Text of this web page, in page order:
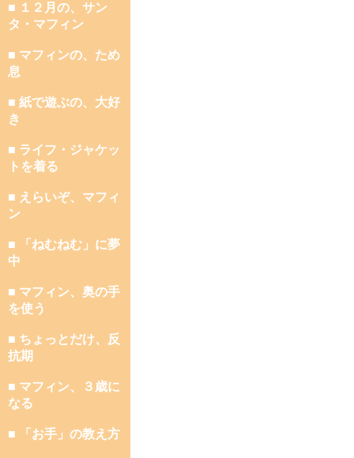
■ １２月の、サン
タ・マフィン
■ マフィンの、ため
息
■ 紙で遊ぶの、大好
き
■ ライフ・ジャケッ
トを着る
■ えらいぞ、マフィ
ン
■ 「ねむねむ」に夢
中
■ マフィン、奥の手
を使う
■ ちょっとだけ、反
抗期
■ マフィン、３歳に
なる
■ 「お手」の教え方